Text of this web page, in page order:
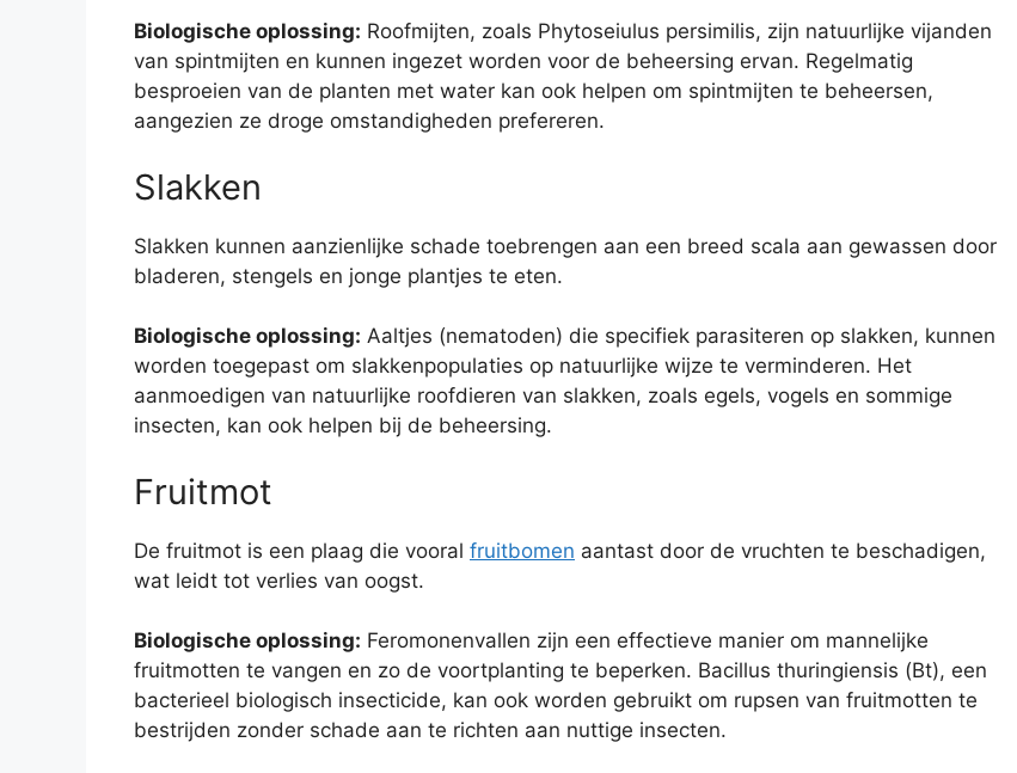
Biologische oplossing: Roofmijten, zoals Phytoseiulus persimilis, zijn natuurlijke vijanden
van spintmijten en kunnen ingezet worden voor de beheersing ervan. Regelmatig
besproeien van de planten met water kan ook helpen om spintmijten te beheersen,
aangezien ze droge omstandigheden prefereren.
Slakken
Slakken kunnen aanzienlijke schade toebrengen aan een breed scala aan gewassen door
bladeren, stengels en jonge plantjes te eten.
Biologische oplossing: Aaltjes (nematoden) die specifiek parasiteren op slakken, kunnen
worden toegepast om slakkenpopulaties op natuurlijke wijze te verminderen. Het
aanmoedigen van natuurlijke roofdieren van slakken, zoals egels, vogels en sommige
insecten, kan ook helpen bij de beheersing.
Fruitmot
De fruitmot is een plaag die vooral fruitbomen aantast door de vruchten te beschadigen,
wat leidt tot verlies van oogst.
Biologische oplossing: Feromonenvallen zijn een effectieve manier om mannelijke
fruitmotten te vangen en zo de voortplanting te beperken. Bacillus thuringiensis (Bt), een
bacterieel biologisch insecticide, kan ook worden gebruikt om rupsen van fruitmotten te
bestrijden zonder schade aan te richten aan nuttige insecten.